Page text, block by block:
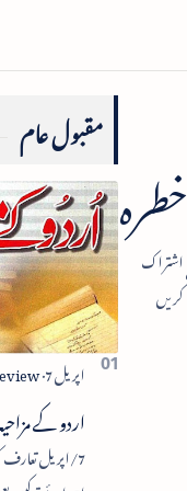
مقبول عام
اردو کے
7/اپریل